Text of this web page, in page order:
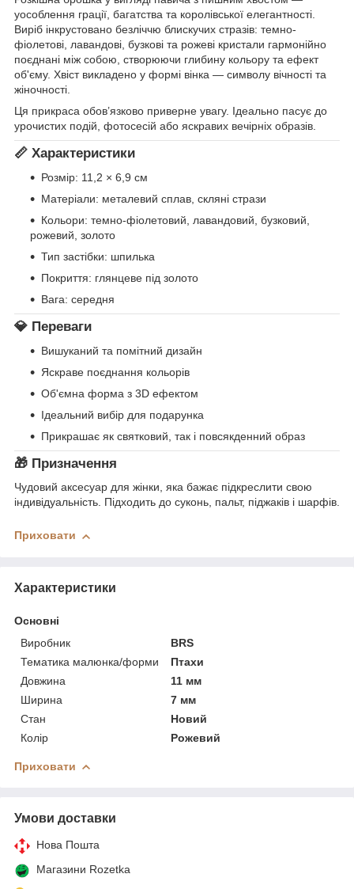
уособлення грації, багатства та королівської елегантності.
Виріб інкрустовано безліччю блискучих стразів: темно-
фіолетові, лавандові, бузкові та рожеві кристали гармонійно
поєднані між собою, створюючи глибину кольору та ефект
об'єму. Хвіст викладено у формі вінка — символу вічності та
жіночності.
Ця прикраса обов’язково приверне увагу. Ідеально пасує до
урочистих подій, фотосесій або яскравих вечірніх образів.
📏 Характеристики
Розмір: 11,2 × 6,9 см
Матеріали: металевий сплав, скляні стрази
Кольори: темно-фіолетовий, лавандовий, бузковий,
рожевий, золото
Тип застібки: шпилька
Покриття: глянцеве під золото
Вага: середня
💎 Переваги
Вишуканий та помітний дизайн
Яскраве поєднання кольорів
Об'ємна форма з 3D ефектом
Ідеальний вибір для подарунка
Прикрашає як святковий, так і повсякденний образ
🎁 Призначення
Чудовий аксесуар для жінки, яка бажає підкреслити свою
індивідуальність. Підходить до суконь, пальт, піджаків і шарфів.
Приховати
Характеристики
Основні
Виробник
BRS
Тематика малюнка/форми
Птахи
Довжина
11 мм
Ширина
7 мм
Стан
Новий
Колір
Рожевий
Приховати
Умови доставки
Нова Пошта
Магазини Rozetka